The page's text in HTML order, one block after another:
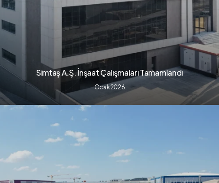
Simtaş A.Ş. İnşaat Çalışmaları Tamamlandı
Ocak 2026